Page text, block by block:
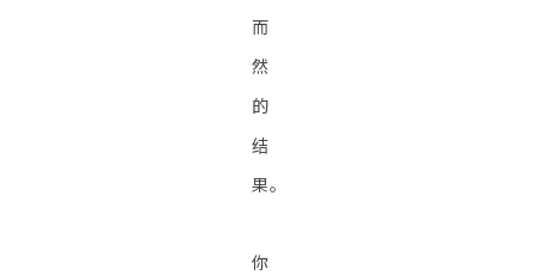
而
然
的
结
果。
你